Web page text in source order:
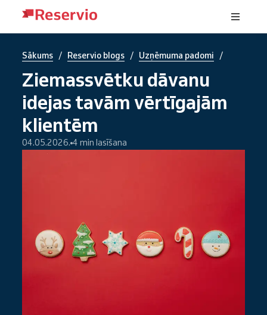
Sākums / Reservio blogs / Uzņēmuma padomi /
Ziemassvētku dāvanu
idejas tavām vērtīgajām
klientēm
04.05.2026. 4 min lasīšana